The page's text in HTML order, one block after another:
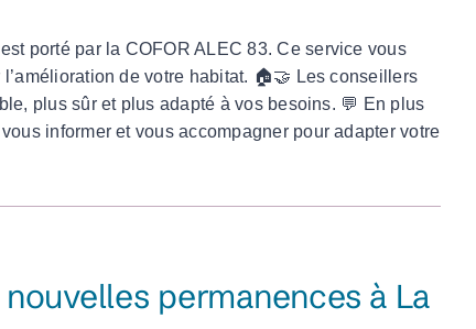
FIBRE OPTIQUE
porté par la COFOR ALEC 83. Ce service vous
de votre habitat. 🏠🤝 Les conseillers
plus sûr et plus adapté à vos besoins. 💬 En plus
informer et vous accompagner pour adapter votre
permanences à La